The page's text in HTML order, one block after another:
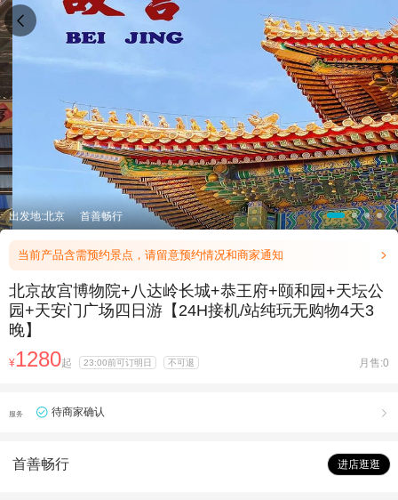
出发地:北京 首善畅行
当前产品含需预约景点，请留意预约情况和商家通知 
北京故宫博物院+八达岭长城+恭王府+颐和园+天坛公
园+天安门广场四日游【24H接机/站纯玩无购物4天3
晚】
¥1280起 23:00前可订明日 不可退 月售:0
服务 待商家确认 
首善畅行 进店逛逛
